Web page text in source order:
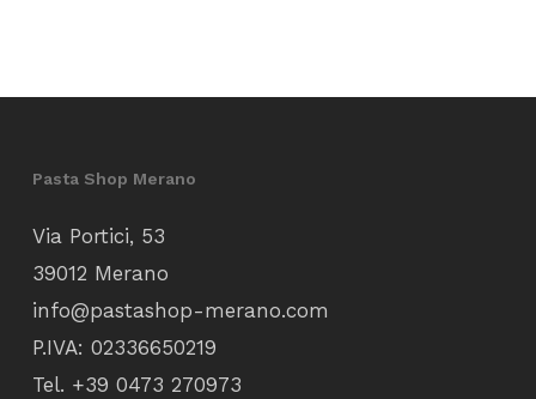
Pasta Shop Merano
Via Portici, 53
39012 Merano
info@pastashop-merano.com
P.IVA: 02336650219
Tel. +39 0473 270973